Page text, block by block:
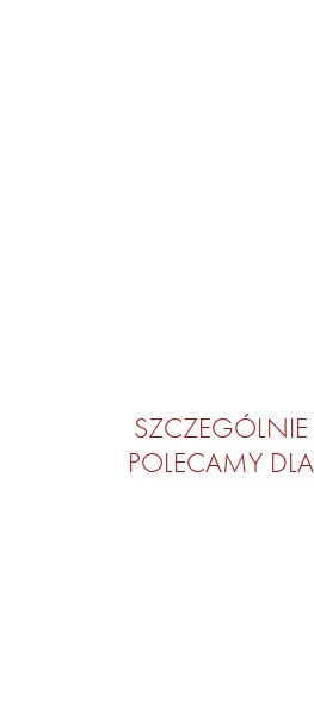
SZCZEGÓLNIE
POLECAMY DLA